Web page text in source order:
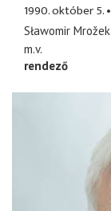
1990. október 5.
Sławomir Mrožek
m.v.
rendező